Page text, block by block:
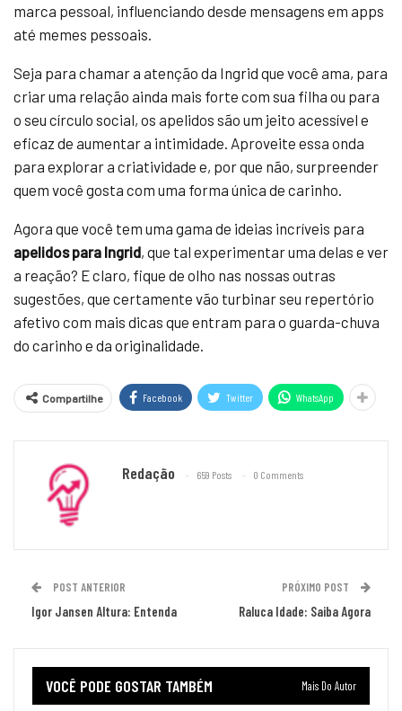
marca pessoal, influenciando desde mensagens em apps
até memes pessoais.
Seja para chamar a atenção da Ingrid que você ama, para
criar uma relação ainda mais forte com sua filha ou para
o seu círculo social, os apelidos são um jeito acessível e
eficaz de aumentar a intimidade. Aproveite essa onda
para explorar a criatividade e, por que não, surpreender
quem você gosta com uma forma única de carinho.
Agora que você tem uma gama de ideias incríveis para
apelidos para Ingrid, que tal experimentar uma delas e ver
a reação? E claro, fique de olho nas nossas outras
sugestões, que certamente vão turbinar seu repertório
afetivo com mais dicas que entram para o guarda-chuva
do carinho e da originalidade.
Compartilhe Facebook Twitter WhatsApp
Redação 659 Posts 0 Comments
POST ANTERIOR
Igor Jansen Altura: Entenda
PRÓXIMO POST
Raluca Idade: Saiba Agora
VOCÊ PODE GOSTAR TAMBÉM Mais Do Autor